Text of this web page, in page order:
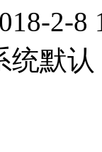
2-8
统默认